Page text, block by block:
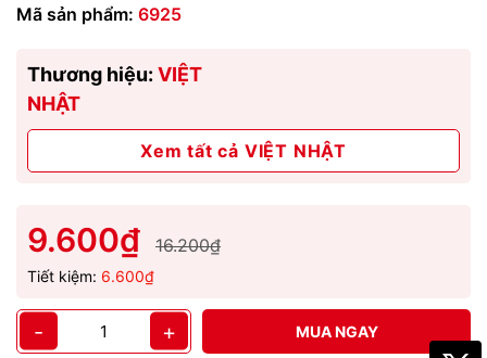
Mã sản phẩm: 6925
Thương hiệu: VIỆT
NHẬT
Xem tất cả VIỆT NHẬT
9.600₫ 16.200₫
Tiết kiệm: 6.600₫
- + MUA NGAY